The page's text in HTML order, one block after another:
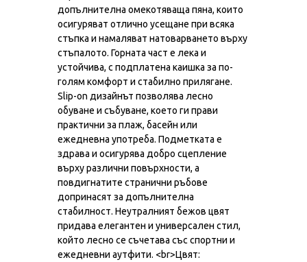
допълнителна омекотяваща пяна, които
осигуряват отлично усещане при всяка
стъпка и намаляват натоварването върху
стъпалото. Горната част е лека и
устойчива, с подплатена каишка за по-
голям комфорт и стабилно прилягане.
Slip-on дизайнът позволява лесно
обуване и събуване, което ги прави
практични за плаж, басейн или
ежедневна употреба. Подметката е
здрава и осигурява добро сцепление
върху различни повърхности, а
повдигнатите странични ръбове
допринасят за допълнителна
стабилност. Неутралният бежов цвят
придава елегантен и универсален стил,
който лесно се съчетава със спортни и
ежедневни аутфити. <br>Цвят: